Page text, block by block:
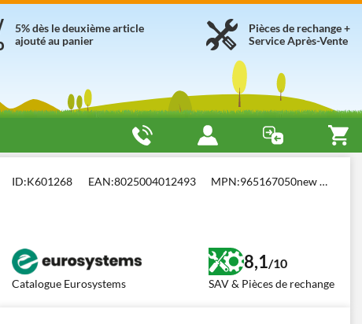
Pièces de rechange +
Service Après-Vente
5% dès le deuxième article
ajouté au panier
ID:K601268 EAN:8025004012493 MPN: 965167050new GCVx170
Catalogue Eurosystems
8,1/10
SAV & Pièces de rechange